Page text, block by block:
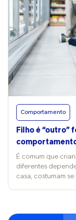
Comportamento
Filho é “outro”
É comum que
diferentes
casa, costumam se
Segundo a